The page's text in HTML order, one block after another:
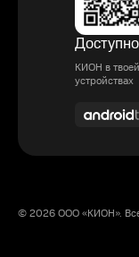
КИОН в
устройствах
© 2026 ООО «КИОН».